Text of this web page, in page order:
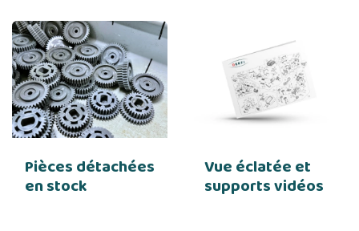
Pièces détachées
en stock
Vue éclatée et
supports vidéos